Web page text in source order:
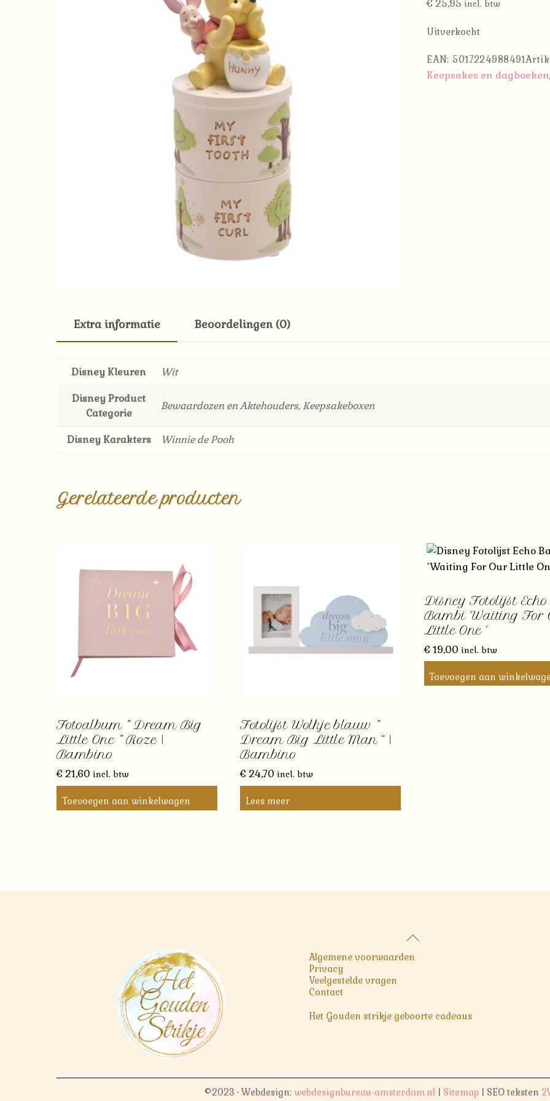
€ 25,95 incl. btw
Uitverkocht
EAN: 5017224988491
Keepsakes en dagboeken,
Extra informatie Beoordelingen (0)
Disney Kleuren Wit
Disney Product
Categorie
Bewaardozen en Aktehouders, Keepsakeboxen
Disney Karakters Winnie de Pooh
Gerelateerde producten
Fotoalbum ” Dream Big
Little One ” Roze |
Bambino
€ 21,60 incl. btw
Toevoegen aan winkelwagen
Fotolijst Wolkje blauw ”
Dream Big Little Man “ |
Bambino
€ 24,70 incl. btw
Lees meer
Disney Fotolijst Echo
Bambi ´Waiting For
Little One ´
€ 19,00 incl. btw
Toevoegen aan
Back
Algemene voorwaarden
Privacy
Veelgestelde vragen
Contact
Het Gouden strikje geboorte cadeaus
©2023 · Webdesign: webdesignbureau-amsterdam.nl| Sitemap| SEO teksten